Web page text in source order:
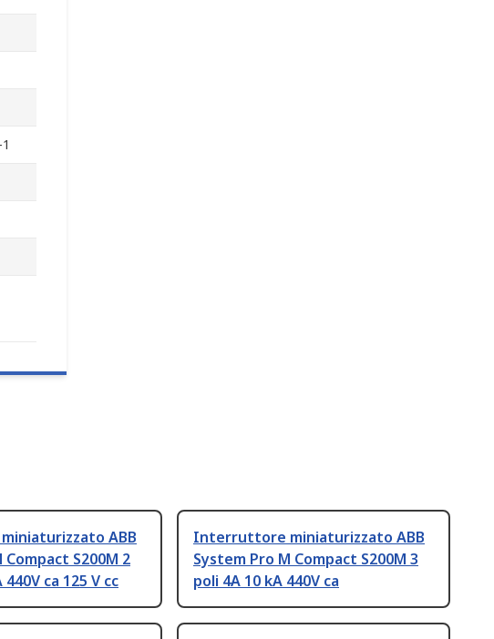
ABB
S200M 2
ca 125 V cc
Interruttore miniaturizzato ABB
System Pro M Compact S200M 3
poli 4A 10 kA 440V ca